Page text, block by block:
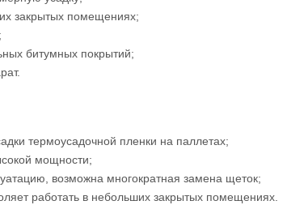
закрытых помещениях;
битумных покрытий;
термоусадочной пленки на паллетах;
мощности;
возможна многократная замена щеток;
работать в небольших закрытых помещениях.